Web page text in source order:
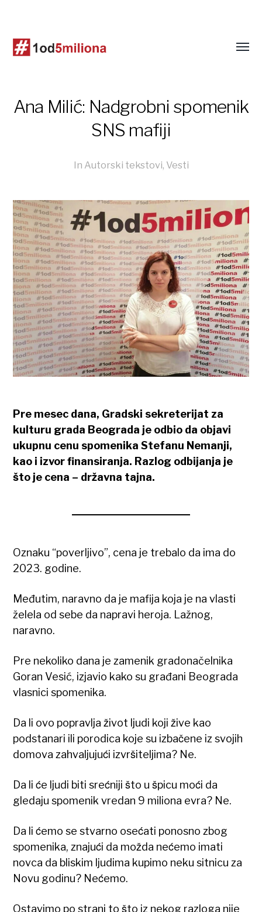
Ana Milić: Nadgrobni spomenik
SNS mafiji
In Autorski tekstovi, Vesti
Pre mesec dana, Gradski sekreterijat za
kulturu grada Beograda je odbio da objavi
ukupnu cenu spomenika Stefanu Nemanji,
kao i izvor finansiranja. Razlog odbijanja je
što je cena – državna tajna.
Oznaku “poverljivo”, cena je trebalo da ima do
2023. godine.
Međutim, naravno da je mafija koja je na vlasti
želela od sebe da napravi heroja. Lažnog,
naravno.
Pre nekoliko dana je zamenik gradonačelnika
Goran Vesić, izjavio kako su građani Beograda
vlasnici spomenika.
Da li ovo popravlja život ljudi koji žive kao
podstanari ili porodica koje su izbačene iz svojih
domova zahvaljujući izvršiteljima? Ne.
Da li će ljudi biti srećniji što u špicu moći da
gledaju spomenik vredan 9 miliona evra? Ne.
Da li ćemo se stvarno osećati ponosno zbog
spomenika, znajući da možda nećemo imati
novca da bliskim ljudima kupimo neku sitnicu za
Novu godinu? Nećemo.
Ostavimo po strani to što iz nekog razloga nije